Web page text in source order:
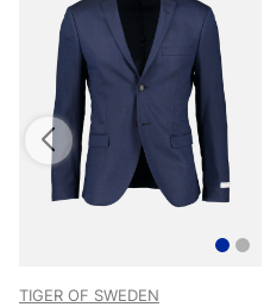
TIGER OF SWEDEN